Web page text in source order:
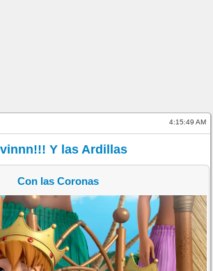
4:15:49 AM
Y las Ardillas
Con las Coronas